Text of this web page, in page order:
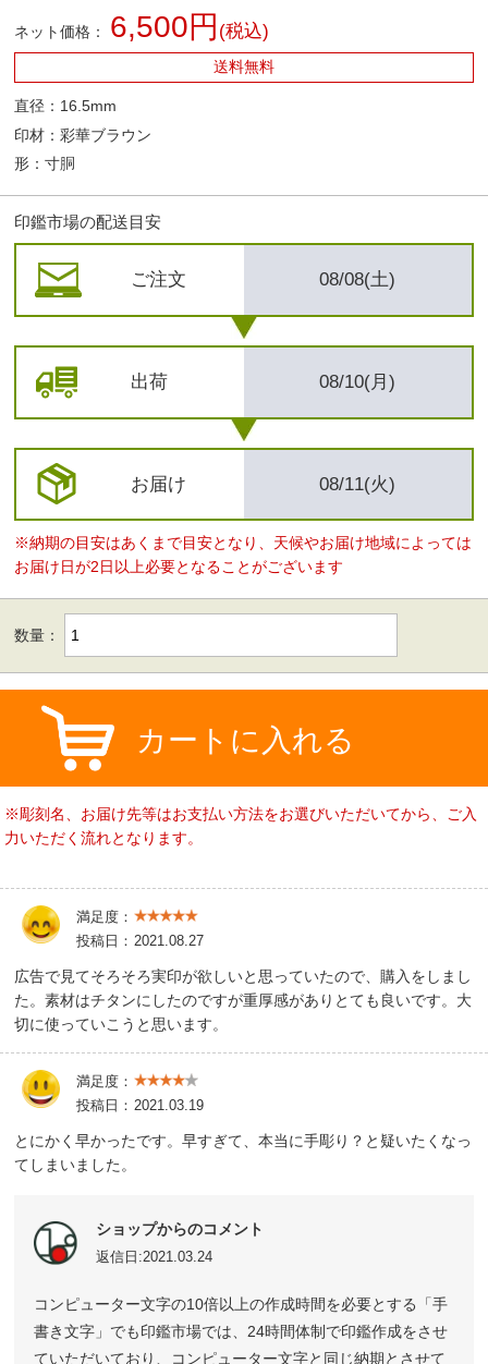
ネット価格： 6,500円 (税込)
送料無料
直径：16.5mm
印材：彩華ブラウン
形：寸胴
印鑑市場の配送目安
ご注文 08/08(土)
出荷 08/10(月)
お届け 08/11(火)
※納期の目安はあくまで目安となり、天候やお届け地域によっては
お届け日が2日以上必要となることがございます
数量：
カートに入れる
※彫刻名、お届け先等はお支払い方法をお選びいただいてから、ご入
力いただく流れとなります。
満足度：
投稿日： 2021.08.27
広告で見てそろそろ実印が欲しいと思っていたので、購入をしまし
た。素材はチタンにしたのですが重厚感がありとても良いです。大
切に使っていこうと思います。
満足度：
投稿日： 2021.03.19
とにかく早かったです。早すぎて、本当に手彫り？と疑いたくなっ
てしまいました。
ショップからのコメント
返信日:2021.03.24
コンピューター文字の10倍以上の作成時間を必要とする「手
書き文字」でも印鑑市場では、24時間体制で印鑑作成をさせ
ていただいており、コンピューター文字と同じ納期とさせて